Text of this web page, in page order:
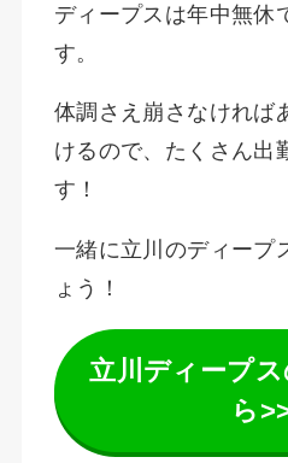
ディープスは年中無休
す。
体調さえ崩さなければ
けるので、たくさん出
す！
一緒に立川のディープ
ょう！
立川ディープ
ら